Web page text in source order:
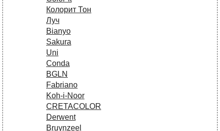
Колорит Тон
Луч
Bianyo
Sakura
Uni
Conda
BGLN
Fabriano
Koh-i-Noor
CRETACOLOR
Derwent
Bruynzeel